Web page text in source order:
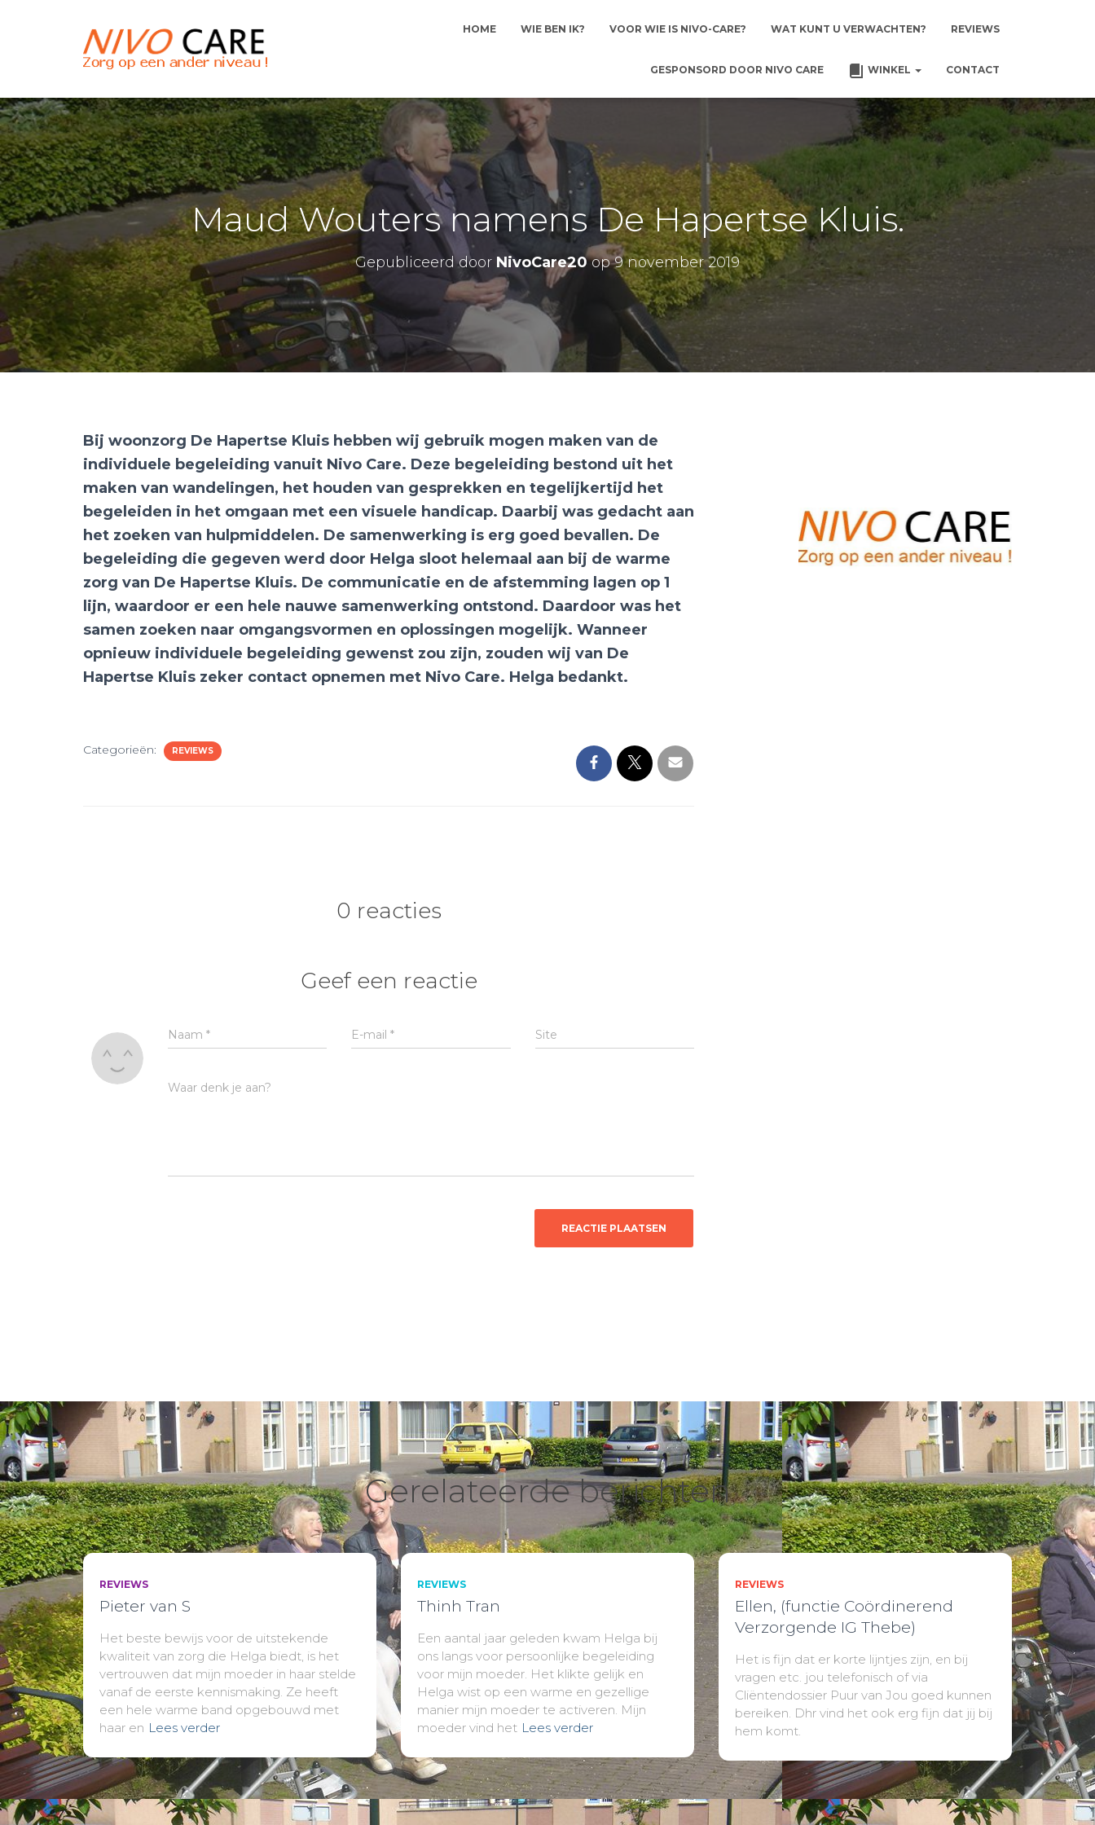
HOME WIE BEN IK? VOOR WIE IS NIVO-CARE? WAT KUNT U VERWACHTEN? REVIEWS
GESPONSORD DOOR NIVO CARE WINKEL CONTACT
Maud Wouters namens De Hapertse Kluis.
Gepubliceerd door NivoCare20op9 november 2019
Bij woonzorg De Hapertse Kluis hebben wij gebruik mogen maken van de
individuele begeleiding vanuit Nivo Care. Deze begeleiding bestond uit het
maken van wandelingen, het houden van gesprekken en tegelijkertijd het
begeleiden in het omgaan met een visuele handicap. Daarbij was gedacht aan
het zoeken van hulpmiddelen. De samenwerking is erg goed bevallen. De
begeleiding die gegeven werd door Helga sloot helemaal aan bij de warme
zorg van De Hapertse Kluis. De communicatie en de afstemming lagen op 1
lijn, waardoor er een hele nauwe samenwerking ontstond. Daardoor was het
samen zoeken naar omgangsvormen en oplossingen mogelijk. Wanneer
opnieuw individuele begeleiding gewenst zou zijn, zouden wij van De
Hapertse Kluis zeker contact opnemen met Nivo Care. Helga bedankt.
Categorieën: REVIEWS
0 reacties
Geef een reactie
Naam * E-mail* Site
Waar denk je aan?
Gerelateerde berichten
REVIEWS
Pieter van S
Het beste bewijs voor de uitstekende
kwaliteit van zorg die Helga biedt, is het
vertrouwen dat mijn moeder in haar stelde
vanaf de eerste kennismaking. Ze heeft
een hele warme band opgebouwd met
haar en Lees verder
REVIEWS
Thinh Tran
Een aantal jaar geleden kwam Helga bij
ons langs voor persoonlijke begeleiding
voor mijn moeder. Het klikte gelijk en
Helga wist op een warme en gezellige
manier mijn moeder te activeren. Mijn
moeder vind het Lees verder
REVIEWS
Ellen, (functie Coördinerend
Verzorgende IG Thebe)
Het is fijn dat er korte lijntjes zijn, en bij
vragen etc. jou telefonisch of via
Cliëntendossier Puur van Jou goed kunnen
bereiken. Dhr vind het ook erg fijn dat jij bij
hem komt.